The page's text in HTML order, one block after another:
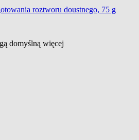
roztworu doustnego, 75 g
domyślną więcej